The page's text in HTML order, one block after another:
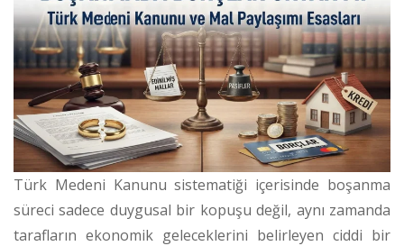
Türk Medeni Kanunu sistematiği içerisinde boşanma
süreci sadece duygusal bir kopuşu değil, aynı zamanda
tarafların ekonomik geleceklerini belirleyen ciddi bir